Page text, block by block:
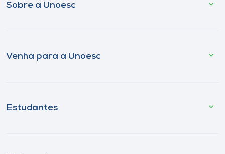
Sobre a Unoesc
Venha para a Unoesc
Estudantes